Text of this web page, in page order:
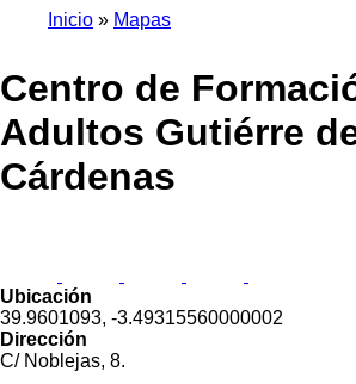
enlaces
de
ayuda
a
Inicio Mapas
Centro de
Adultos Gutiérre
Cárdenas
Ubicación
39.9601093, -3.49315560000002
Dirección
C/ Noblejas, 8.